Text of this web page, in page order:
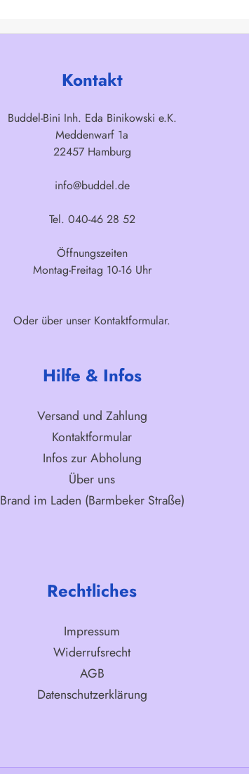
Kontakt
Buddel-Bini Inh. Eda Binikowski e.K.
Meddenwarf 1a
22457 Hamburg
info@buddel.de
Tel. 040-46 28 52
Öffnungszeiten
Montag-Freitag 10-16 Uhr
Oder über unser Kontaktformular.
Hilfe & Infos
Versand und Zahlung
Kontaktformular
Infos zur Abholung
Über uns
Brand im Laden (Barmbeker Straße)
Rechtliches
Impressum
Widerrufsrecht
AGB
Datenschutzerklärung